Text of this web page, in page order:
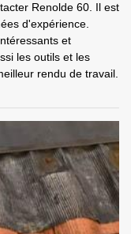
Renolde 60. Il est
d'expérience.
et
les outils et les
rendu de travail.